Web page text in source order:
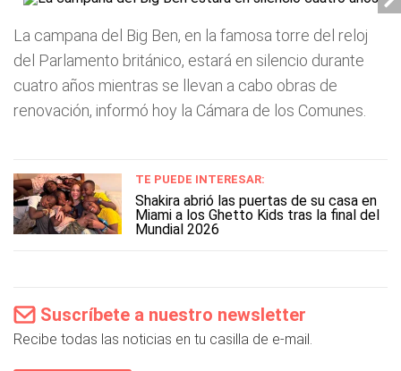
La campana del Big Ben, en la famosa torre del reloj
del Parlamento británico, estará en silencio durante
cuatro años mientras se llevan a cabo obras de
renovación, informó hoy la Cámara de los Comunes.
TE PUEDE INTERESAR:
Shakira abrió las puertas de su casa en
Miami a los Ghetto Kids tras la final del
Mundial 2026
Suscríbete a nuestro newsletter
Recibe todas las noticias en tu casilla de e-mail.